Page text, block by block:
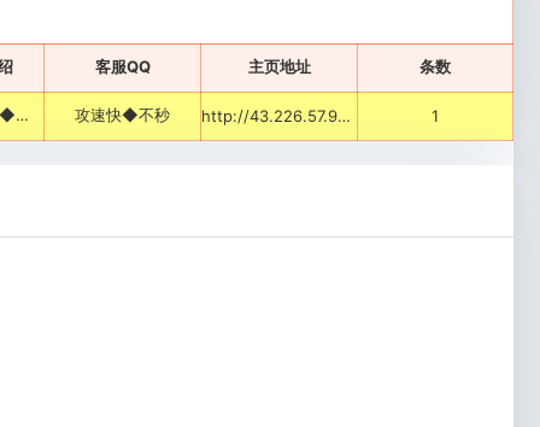
客服QQ 主页地址 条数
╋╋◆天崩地裂◆惊天动地◆时间=一切◆' 攻速快◆不秒 http://43.226.57.95:2211 1